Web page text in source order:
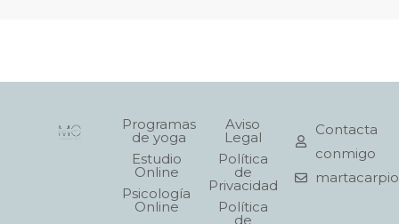
Programas
de yoga
Estudio
Online
Psicología
Online
Aviso
Legal
Política
de
Privacidad
Política
de
Contacta
conmigo